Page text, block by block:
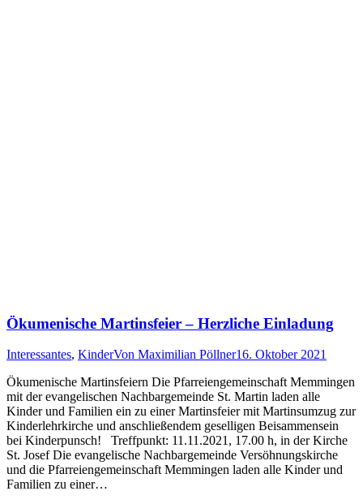
Ökumenische Martinsfeier – Herzliche Einladung
Interessantes, KinderVon Maximilian Pöllner16. Oktober 2021
Ökumenische Martinsfeiern Die Pfarreiengemeinschaft Memmingen
mit der evangelischen Nachbargemeinde St. Martin laden alle
Kinder und Familien ein zu einer Martinsfeier mit Martinsumzug zur
Kinderlehrkirche und anschließendem geselligen Beisammensein
bei Kinderpunsch! Treffpunkt: 11.11.2021, 17.00 h, in der Kirche
St. Josef Die evangelische Nachbargemeinde Versöhnungskirche
und die Pfarreiengemeinschaft Memmingen laden alle Kinder und
Familien zu einer…